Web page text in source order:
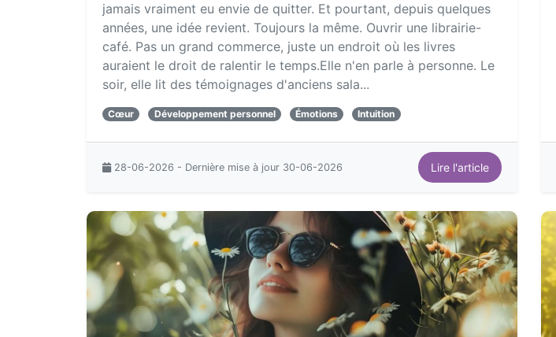
jamais vraiment eu envie de quitter. Et pourtant, depuis quelques
années, une idée revient. Toujours la même. Ouvrir une librairie-
café. Pas un grand commerce, juste un endroit où les livres
auraient le droit de ralentir le temps.Elle n'en parle à personne. Le
soir, elle lit des témoignages d'anciens sala...
Cœur Développement personnel Émotions Intuition
28-06-2026 - Dernière mise à jour 30-06-2026 Lire l'article